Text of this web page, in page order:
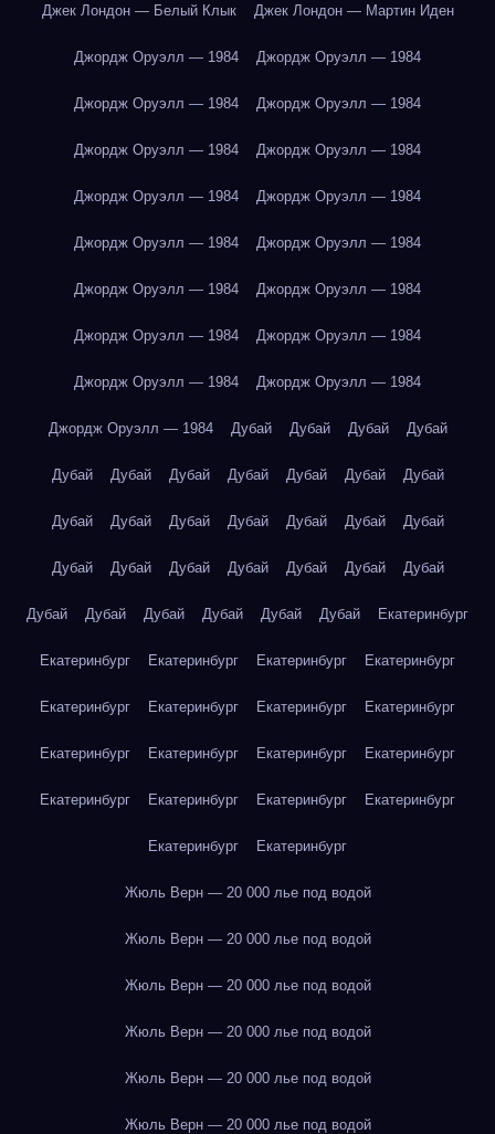
Джек Лондон — Белый Клык Джек Лондон — Мартин Иден
Джордж Оруэлл — 1984 Джордж Оруэлл — 1984
Джордж Оруэлл — 1984 Джордж Оруэлл — 1984
Джордж Оруэлл — 1984 Джордж Оруэлл — 1984
Джордж Оруэлл — 1984 Джордж Оруэлл — 1984
Джордж Оруэлл — 1984 Джордж Оруэлл — 1984
Джордж Оруэлл — 1984 Джордж Оруэлл — 1984
Джордж Оруэлл — 1984 Джордж Оруэлл — 1984
Джордж Оруэлл — 1984 Джордж Оруэлл — 1984
Джордж Оруэлл — 1984 Дубай Дубай Дубай Дубай
Дубай Дубай Дубай Дубай Дубай Дубай Дубай
Дубай Дубай Дубай Дубай Дубай Дубай Дубай
Дубай Дубай Дубай Дубай Дубай Дубай Дубай
Дубай Дубай Дубай Дубай Дубай Дубай Екатеринбург
Екатеринбург Екатеринбург Екатеринбург Екатеринбург
Екатеринбург Екатеринбург Екатеринбург Екатеринбург
Екатеринбург Екатеринбург Екатеринбург Екатеринбург
Екатеринбург Екатеринбург Екатеринбург Екатеринбург
Екатеринбург Екатеринбург
Жюль Верн — 20 000 лье под водой
Жюль Верн — 20 000 лье под водой
Жюль Верн — 20 000 лье под водой
Жюль Верн — 20 000 лье под водой
Жюль Верн — 20 000 лье под водой
Жюль Верн — 20 000 лье под водой